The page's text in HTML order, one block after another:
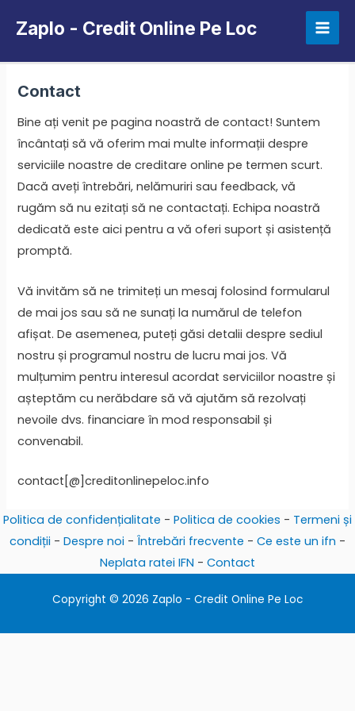
Zaplo - Credit Online Pe Loc
Contact
Bine ați venit pe pagina noastră de contact! Suntem
încântați să vă oferim mai multe informații despre
serviciile noastre de creditare online pe termen scurt.
Dacă aveți întrebări, nelămuriri sau feedback, vă
rugăm să nu ezitați să ne contactați. Echipa noastră
dedicată este aici pentru a vă oferi suport și asistență
promptă.
Vă invităm să ne trimiteți un mesaj folosind formularul
de mai jos sau să ne sunați la numărul de telefon
afișat. De asemenea, puteți găsi detalii despre sediul
nostru și programul nostru de lucru mai jos. Vă
mulțumim pentru interesul acordat serviciilor noastre și
așteptăm cu nerăbdare să vă ajutăm să rezolvați
nevoile dvs. financiare în mod responsabil și
convenabil.
contact[@]creditonlinepeloc.info
Politica de confidențialitate - Politica de cookies - Termeni și
condiții - Despre noi - Întrebări frecvente - Ce este un ifn -
Neplata ratei IFN - Contact
Copyright © 2026 Zaplo - Credit Online Pe Loc